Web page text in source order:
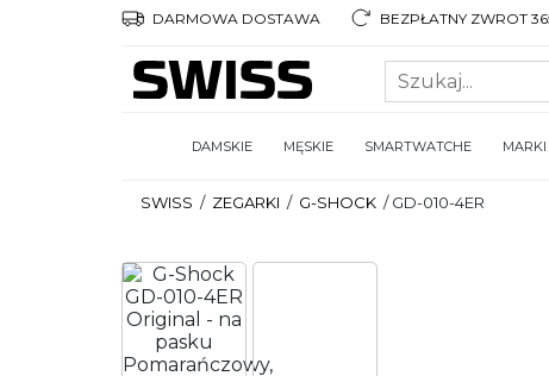
DARMOWA DOSTAWA BEZPŁATNY ZWROT
DAMSKIE MĘSKIE SMARTWATCHE MARKI
SWISS / ZEGARKI / G-SHOCK /GD-010-4ER